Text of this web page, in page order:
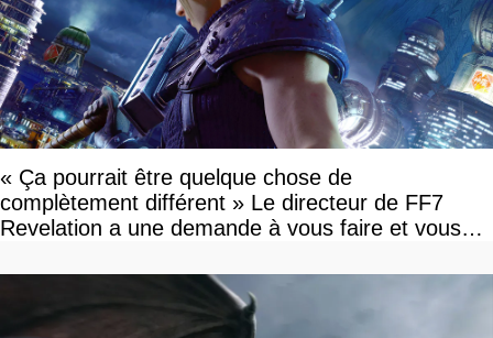
« Ça pourrait être quelque chose de
complètement différent » Le directeur de FF7
Revelation a une demande à vous faire et vous